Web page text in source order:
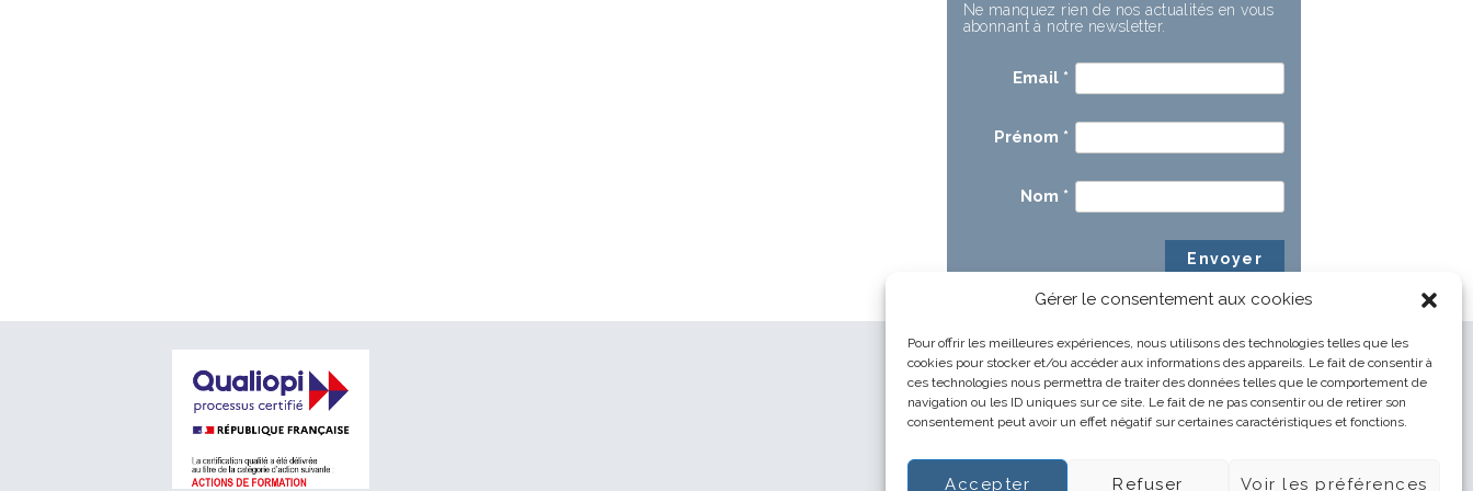
Gérer le consentement aux cookies
Pour offrir les meilleures expériences, nous utilisons des technologies telles que les
cookies pour stocker et/ou accéder aux informations des appareils. Le fait de consentir à
ces technologies nous permettra de traiter des données telles que le comportement de
navigation ou les ID uniques sur ce site. Le fait de ne pas consentir ou de retirer son
consentement peut avoir un effet négatif sur certaines caractéristiques et fonctions.
Accepter Refuser Voir les préférences
Ne manquez rien de nos actualités en vous
abonnant à notre newsletter.
Email *
Prénom *
Nom *